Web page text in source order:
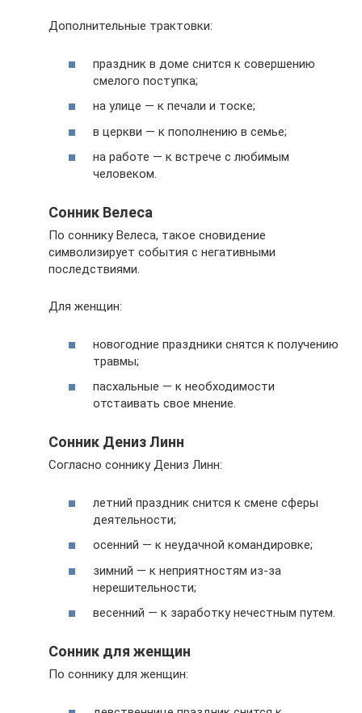
Дополнительные трактовки:
праздник в доме снится к совершению
смелого поступка;
на улице — к печали и тоске;
в церкви — к пополнению в семье;
на работе — к встрече с любимым
человеком.
Сонник Велеса
По соннику Велеса, такое сновидение
символизирует события с негативными
последствиями.
Для женщин:
новогодние праздники снятся к получению
травмы;
пасхальные — к необходимости
отстаивать свое мнение.
Сонник Дениз Линн
Согласно соннику Дениз Линн:
летний праздник снится к смене сферы
деятельности;
осенний — к неудачной командировке;
зимний — к неприятностям из-за
нерешительности;
весенний — к заработку нечестным путем.
Сонник для женщин
По соннику для женщин: